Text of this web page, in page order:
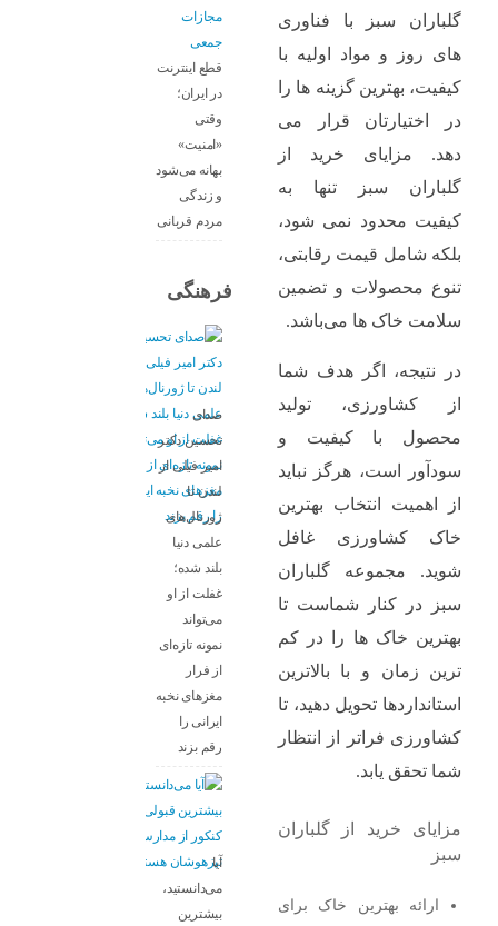
گلباران سبز با فناوری‌
های روز و مواد اولیه با
کیفیت، بهترین گزینه ‌ها را
در اختیارتان قرار می‌
دهد. مزایای خرید از
گلباران سبز تنها به
کیفیت محدود نمی‌ شود،
بلکه شامل قیمت رقابتی،
تنوع محصولات و تضمین
سلامت خاک‌ ها می‌باشد.
در نتیجه، اگر هدف شما
از کشاورزی، تولید
محصول با کیفیت و
سودآور است، هرگز نباید
از اهمیت انتخاب بهترین
خاک کشاورزی غافل
شوید. مجموعه گلباران
سبز در کنار شماست تا
بهترین خاک‌ ها را در کم
‌ترین زمان و با بالاترین
استانداردها تحویل دهید، تا
کشاورزی فراتر از انتظار
شما تحقق یابد.
مزایای خرید از گلباران
سبز
ارائه بهترین خاک برای
مجازات
جمعی
قطع اینترنت
در ایران؛
وقتی
«امنیت»
بهانه می‌شود
و زندگی
مردم قربانی
فرهنگی
صدای
تحسین دکتر
امیر فیلی از
لندن تا
ژورنال‌های
علمی دنیا
بلند شده؛
غفلت از او
می‌تواند
نمونه تازه‌ای
از فرار
مغزهای نخبه
ایرانی را
رقم بزند
آیا
می‌دانستید،
بیشترین